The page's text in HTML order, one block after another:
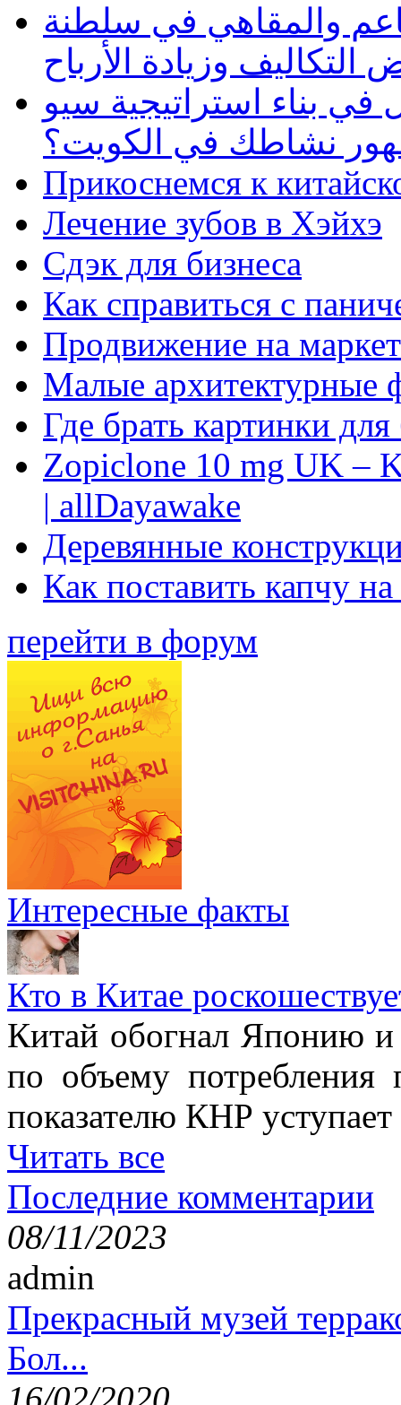
والمقاهي في سلطنة
وزيادة الأرباح
بناء استراتيجية سيو
نشاطك في الكويت؟
Прикоснемся к
Лечение зубов в Хэйхэ
Сдэк для бизнеса
Как справиться с
Продвижение на
Малые архитектурные
Где брать картинки
Zopiclone 10 mg UK –
| allDayawake
Деревянные
Как поставить капчу
перейти в форум
Интересные факты
Кто в Китае
Китай обогнал Японию
по объему
показателю КНР
Читать все
Последние комментарии
08/11/2023
admin
Прекрасный музей
Бол...